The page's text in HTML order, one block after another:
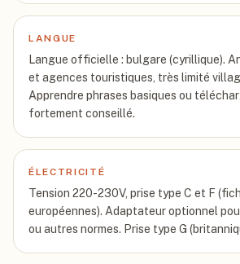
LANGUE
Langue officielle : bulgare (cyrillique).
et agences touristiques, très limité
Apprendre phrases basiques ou
fortement conseillé.
ÉLECTRICITÉ
Tension 220-230V, prise type C et F
européennes). Adaptateur optionnel
ou autres normes. Prise type G